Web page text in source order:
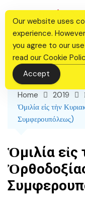
content
Ιερός
Home 2019
Ὁμιλία εἰς τὴν
Συμφερουπόλεως)
Ὁμιλία εἰς
Our website uses
experience.
you agree to our
read our Cookie
Accept